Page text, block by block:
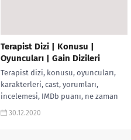
Terapist Dizi | Konusu |
Oyuncuları | Gain Dizileri
Terapist dizi, konusu, oyuncuları,
karakterleri, cast, yorumları,
incelemesi, IMDb puanı, ne zaman
başlayacak, yorumları, incelemesi,
30.12.2020